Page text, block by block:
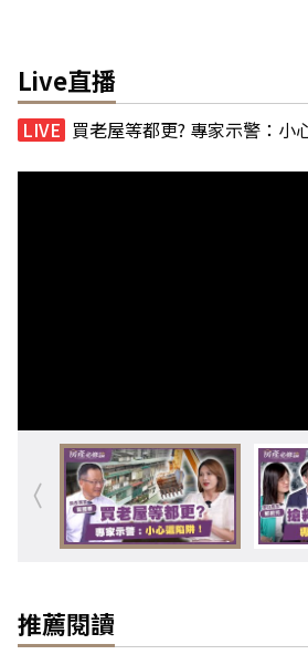
Live直播
買老屋等都更? 專家示警：小
推薦閱讀